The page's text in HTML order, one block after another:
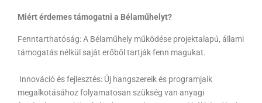
Miért érdemes támogatni a Bélaműhelyt?
Fenntarthatóság: A Bélaműhely működése projektalapú, állami
támogatás nélkül saját erőből tartják fenn magukat.
Innováció és fejlesztés: Új hangszereik és programjaik
megalkotásához folyamatosan szükség van anyagi